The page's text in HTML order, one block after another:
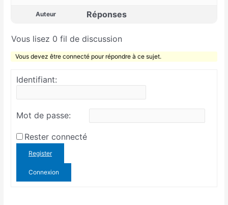
Auteur Réponses
Vous lisez 0 fil de discussion
Vous devez être connecté pour répondre à ce sujet.
Identifiant:
Mot de passe:
Rester connecté
Register
Connexion